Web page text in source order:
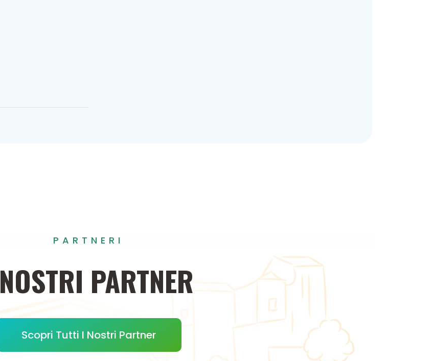
PARTNERI
NOSTRI PARTNER
Scopri Tutti I Nostri Partner